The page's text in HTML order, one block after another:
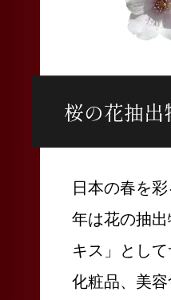
桜の花抽出
日本の春を
年は花の抽
キス」とし
化粧品、美